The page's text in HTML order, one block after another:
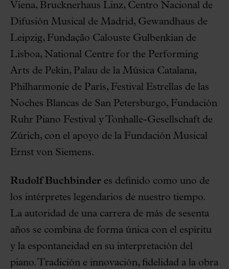
Viena, Brucknerhaus Linz, Centro Nacional de
Difusión Musical de Madrid, Gewandhaus de
Leipzig, Fundação Calouste Gulbenkian de
Lisboa, National Centre for the Performing
Arts de Pekín, Palau de la Música Catalana,
Philharmonie de París, Festival Estrellas de las
Noches Blancas de San Petersburgo, Fundación
Ruhr Piano Festival y Tonhalle-Gesellschaft de
Zúrich, con el apoyo de la Fundación Musical
Ernst von Siemens.
Rudolf Buchbinder es definido como uno de
los intérpretes legendarios de nuestro tiempo.
La autoridad de una carrera de más de sesenta
años se combina de forma única con el espíritu
y la espontaneidad en su interpretación del
piano. Tradición e innovación, fidelidad a la obra